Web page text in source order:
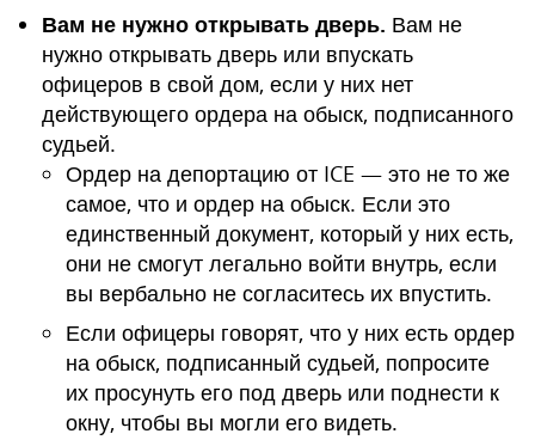
Вам не нужно открывать дверь. Вам не
нужно открывать дверь или впускать
офицеров в свой дом, если у них нет
действующего ордера на обыск, подписанного
судьей.
Ордер на депортацию от ICE — это не то же
самое, что и ордер на обыск. Если это
единственный документ, который у них есть,
они не смогут легально войти внутрь, если
вы вербально не согласитесь их впустить.
Если офицеры говорят, что у них есть ордер
на обыск, подписанный судьей, попросите
их просунуть его под дверь или поднести к
окну, чтобы вы могли его видеть.